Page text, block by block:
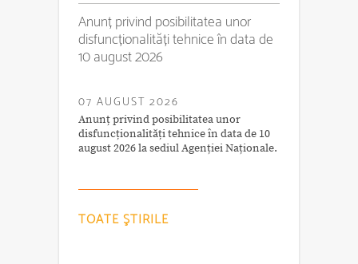
Anunț privind posibilitatea unor
disfuncționalități tehnice în data de
10 august 2026
07 AUGUST 2026
Anunț privind posibilitatea unor
disfuncționalități tehnice în data de 10
august 2026 la sediul Agenției Naționale.
TOATE ŞTIRILE